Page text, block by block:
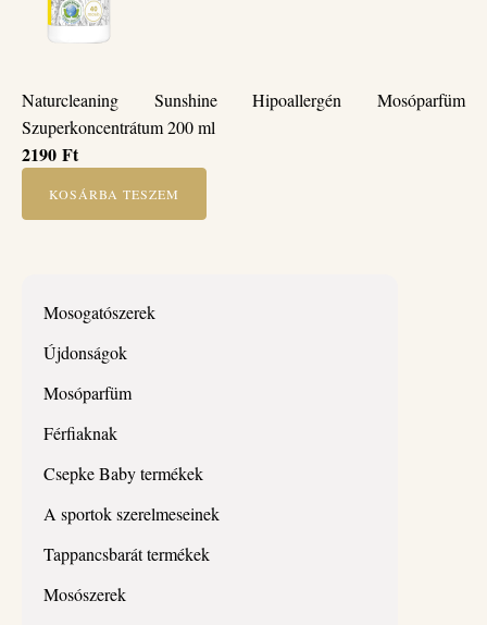
Mosogatószerek
Újdonságok
Mosóparfüm
Férfiaknak
Csepke Baby termékek
A sportok szerelmeseinek
Tappancsbarát termékek
Mosószerek
Naturcleaning Sunshine Hipoallergén Mosóparfüm
Szuperkoncentrátum 200 ml
2190 Ft
KOSÁRBA TESZEM